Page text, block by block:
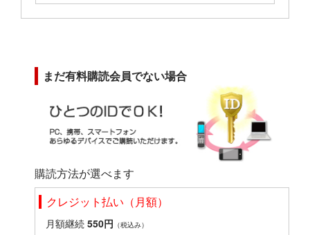
まだ有料購読会員でない場合
購読方法が選べます
クレジット払い（月額）
月額継続 550円 （税込み）